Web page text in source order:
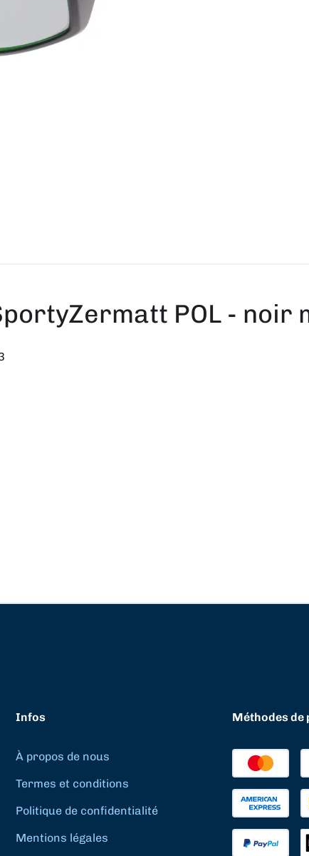
POL -
Infos
À propos de nous
Termes et conditions
Politique de confidentialité
Mentions légales
Méthodes de